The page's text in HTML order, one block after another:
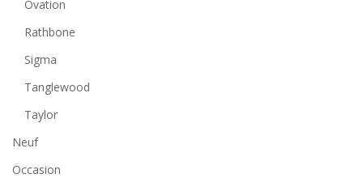
Ovation
Rathbone
Sigma
Tanglewood
Taylor
Neuf
Occasion